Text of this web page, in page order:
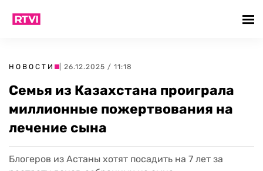
НОВОСТИ | 26.12.2025 / 11:18
Семья из Казахстана проиграла
миллионные пожертвования на
лечение сына
Блогеров из Астаны хотят посадить на 7 лет за